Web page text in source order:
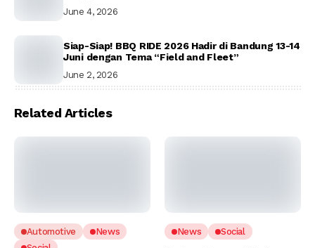
June 4, 2026
Siap-Siap! BBQ RIDE 2026 Hadir di Bandung 13-14
Juni dengan Tema “Field and Fleet”
June 2, 2026
Related Articles
Automotive
News
News Social